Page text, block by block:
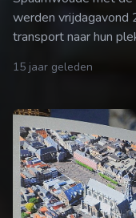
werden vrijdagavond
transport naar hun
15 jaar geleden